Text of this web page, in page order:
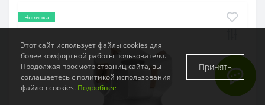
Новинка
Этот сайт использует файлы cookies для
более комфортной работы пользователя.
Продолжая просмотр страниц сайта, вы
соглашаетесь с политикой использования
файлов cookies. Подробнее
Принять